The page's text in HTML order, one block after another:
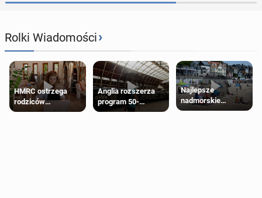
Rolki Wiadomości›
HMRC ostrzega
rodziców
pobierających Child
Anglia rozszerza
program 50-
procentowych
Najlepsze
nadmorskie
miasteczko blisko